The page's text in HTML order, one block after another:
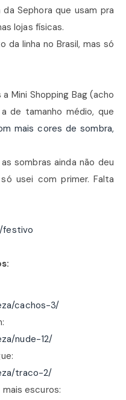
Sephora que usam pra
lojas físicas.
da linha no Brasil, mas só
Mini Shopping Bag (acho
de tamanho médio, que
mais cores de sombra,
sombras ainda não deu
usei com primer. Falta
festivo
cachos-3/
nude-12/
traco-2/
escuros: